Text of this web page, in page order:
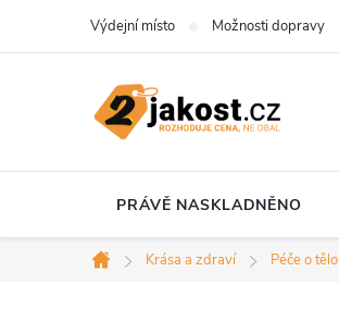
Výdejní místo Možnosti dopravy
PRÁVĚ NASKLADNĚNO
Domů
Krása a zdraví Péče o tělo